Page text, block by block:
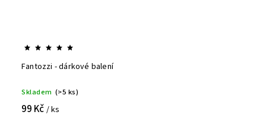
Fantozzi - dárkové balení
Skladem (>5 ks)
99 Kč / ks